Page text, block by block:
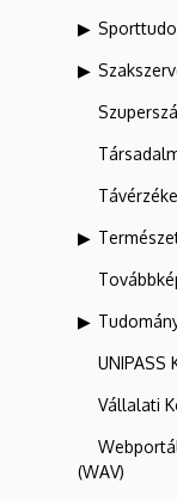
UNIPASS
Vállalati
(WAV)